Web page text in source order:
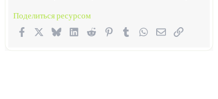
Поделиться ресурсом
FacebookX (Twitter)
BlueskyLinkedIn
Reddit Pinterest
Tumblr WhatsApp
Электронная
Ссылка